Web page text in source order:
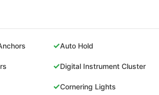
✓Auto Hold
✓Digital Instrument Cluster
✓Cornering Lights